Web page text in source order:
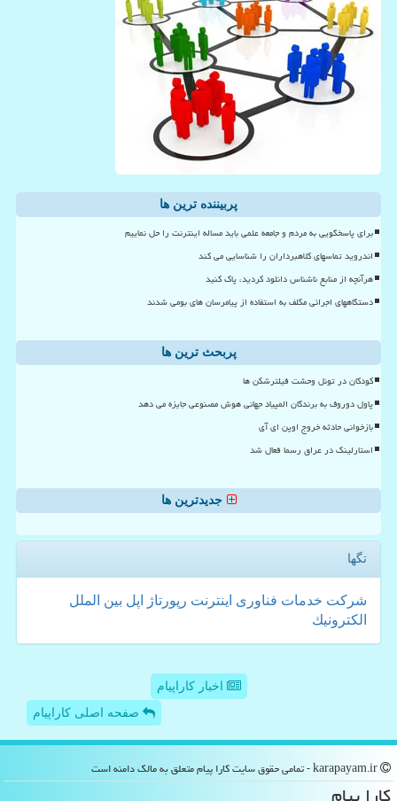
پربیننده ترین ها
برای پاسخگویی به مردم و جامعه علمی باید مساله اینترنت را حل نماییم
اندروید تماسهای کلاهبرداران را شناسایی می کند
هرآنچه از منابع ناشناس دانلود کردید، پاک کنید
دستگاههای اجرائی مکلف به استفاده از پیامرسان های بومی شدند
پربحث ترین ها
کودکان در تونل وحشت فیلترشکن ها
پاول دوروف به برندگان المپیاد جهانی هوش مصنوعی جایزه می دهد
بازخوانی حادثه خروج اوپن ای آی
استارلینک در عراق رسما فعال شد
جدیدترین ها
تگها
شركت خدمات فناوری اینترنت رپورتاژ اپل بین الملل
الكترونیك
اخبار کاراپیام
صفحه اصلی کاراپیام